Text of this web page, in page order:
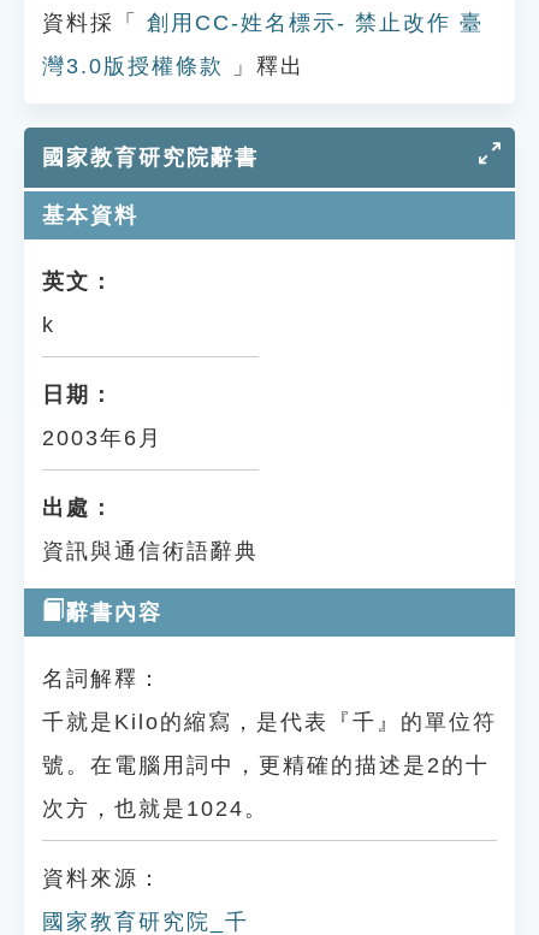
資料採「
創用CC-姓名標示- 禁止改作 臺
灣3.0版授權條款
」釋出
國家教育研究院辭書
基本資料
英文：
k
日期：
2003年6月
出處：
資訊與通信術語辭典
辭書內容
名詞解釋：
千就是Kilo的縮寫，是代表『千』的單位符
號。在電腦用詞中，更精確的描述是2的十
次方，也就是1024。
資料來源：
國家教育研究院_千